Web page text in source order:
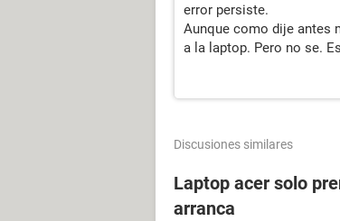
error persiste.
Aunque como dije antes
a la laptop. Pero no se.
Discusiones similares
Laptop acer solo
arranca